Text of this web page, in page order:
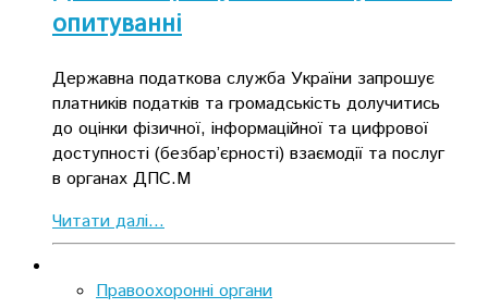
опитуванні
Державна податкова служба України запрошує
платників податків та громадськість долучитись
до оцінки фізичної, інформаційної та цифрової
доступності (безбар’єрності) взаємодії та послуг
в органах ДПС.М
Читати далі...
Правоохоронні органи